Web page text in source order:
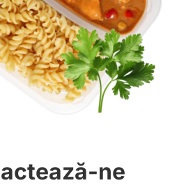
ne